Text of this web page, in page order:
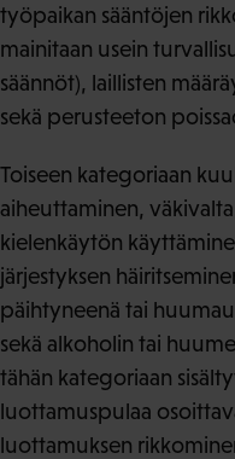
työpaikan sääntöjen
mainitaan usein
säännöt), laillisten
sekä perusteeton
Toiseen kategoriaan
aiheuttaminen,
kielenkäytön
järjestyksen
päihtyneenä tai
sekä alkoholin tai
tähän kategoriaan
luottamuspulaa
luottamuksen